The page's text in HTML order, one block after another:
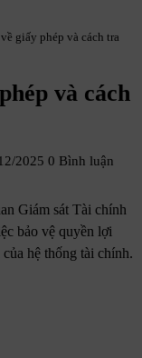
giấy phép và cách tra
và cách
2025 0 Bình luận
Giám sát Tài chính
bảo vệ quyền lợi
hệ thống tài chính.